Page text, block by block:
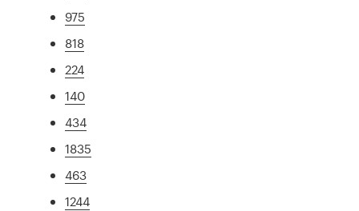
975
818
224
140
434
1835
463
1244